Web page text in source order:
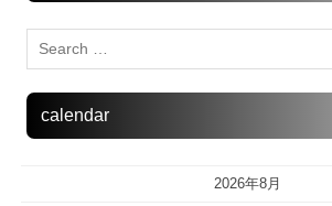
calendar
2026年8月